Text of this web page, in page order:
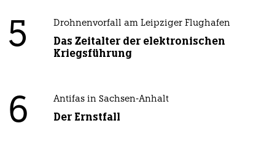
5 Drohnenvorfall am Leipziger Flughafen
Das Zeitalter der elektronischen
Kriegsführung
6 Antifas in Sachsen-Anhalt
Der Ernstfall